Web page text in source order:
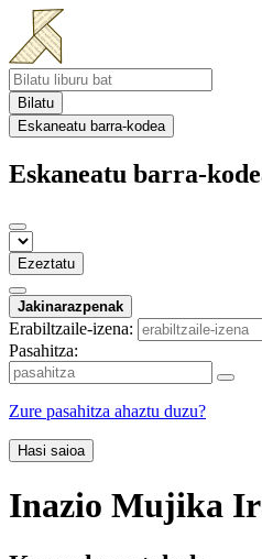
Bilatu
Eskaneatu barra-kodea
Eskaneatu barra-
Ezeztatu
Jakinarazpenak
Erabiltzaile-izena:
Pasahitza:
Zure pasahitza ahaztu duzu?
Hasi saioa
Inazio Mujika